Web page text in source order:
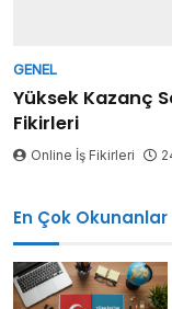
GENEL
Yüksek Kazanç
Fikirleri
Online İş Fikirleri
En Çok Okunanlar